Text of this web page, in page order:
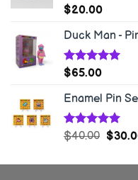
Rated5.00
$20.00
Duck Man -
Rated5.00
$65.00
Enamel Pin
Rated5.00
$40.00 $